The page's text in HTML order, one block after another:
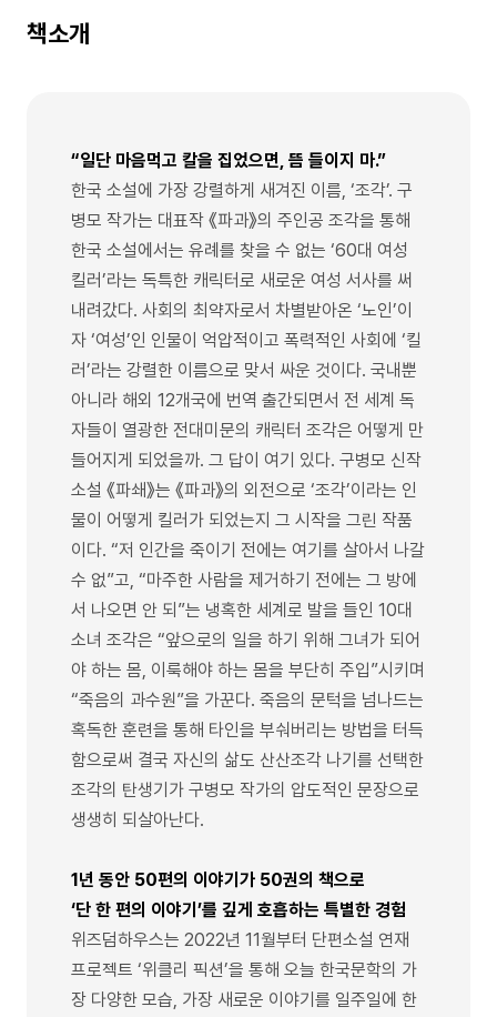
책소개
“일단 마음먹고 칼을 집었으면, 뜸 들이지 마.”
한국 소설에 가장 강렬하게 새겨진 이름, ‘조각’. 구
병모 작가는 대표작 《파과》의 주인공 조각을 통해
한국 소설에서는 유례를 찾을 수 없는 ‘60대 여성
킬러’라는 독특한 캐릭터로 새로운 여성 서사를 써
내려갔다. 사회의 최약자로서 차별받아온 ‘노인’이
자 ‘여성’인 인물이 억압적이고 폭력적인 사회에 ‘킬
러’라는 강렬한 이름으로 맞서 싸운 것이다. 국내뿐
아니라 해외 12개국에 번역 출간되면서 전 세계 독
자들이 열광한 전대미문의 캐릭터 조각은 어떻게 만
들어지게 되었을까. 그 답이 여기 있다. 구병모 신작
소설 《파쇄》는 《파과》의 외전으로 ‘조각’이라는 인
물이 어떻게 킬러가 되었는지 그 시작을 그린 작품
이다. “저 인간을 죽이기 전에는 여기를 살아서 나갈
수 없”고, “마주한 사람을 제거하기 전에는 그 방에
서 나오면 안 되”는 냉혹한 세계로 발을 들인 10대
소녀 조각은 “앞으로의 일을 하기 위해 그녀가 되어
야 하는 몸, 이룩해야 하는 몸을 부단히 주입”시키며
“죽음의 과수원”을 가꾼다. 죽음의 문턱을 넘나드는
혹독한 훈련을 통해 타인을 부숴버리는 방법을 터득
함으로써 결국 자신의 삶도 산산조각 나기를 선택한
조각의 탄생기가 구병모 작가의 압도적인 문장으로
생생히 되살아난다.
1년 동안 50편의 이야기가 50권의 책으로
‘단 한 편의 이야기’를 깊게 호흡하는 특별한 경험
위즈덤하우스는 2022년 11월부터 단편소설 연재
프로젝트 ‘위클리 픽션’을 통해 오늘 한국문학의 가
장 다양한 모습, 가장 새로운 이야기를 일주일에 한